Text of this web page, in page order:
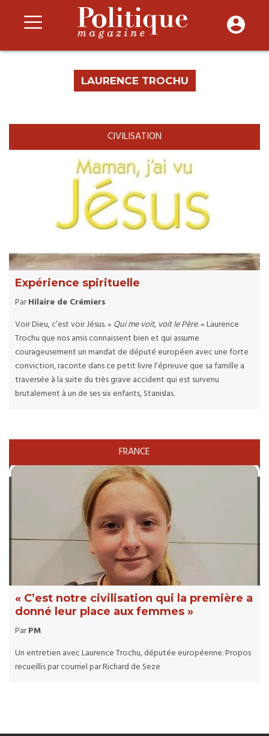
LAURENCE TROCHU
CIVILISATION
Expérience spirituelle
ParHilaire de Crémiers
Voir Dieu, c’est voir Jésus. « Qui me voit, voit le Père. » Laurence
Trochu que nos amis connaissent bien et qui assume
courageusement un mandat de député européen avec une forte
conviction, raconte dans ce petit livre l’épreuve que sa famille a
traversée à la suite du très grave accident qui est survenu
brutalement à un de ses six enfants, Stanislas.
FRANCE
« C’est notre civilisation qui la première a
donné leur place aux femmes »
ParPM
Un entretien avec Laurence Trochu, députée européenne. Propos
recueillis par courriel par Richard de Seze